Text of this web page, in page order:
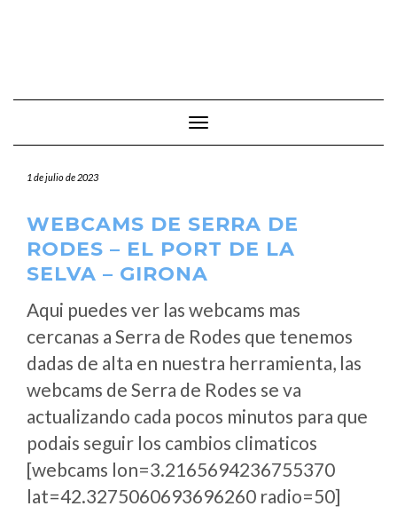
Cambiar modo de navegación
1 de julio de 2023
WEBCAMS DE SERRA DE
RODES – EL PORT DE LA
SELVA – GIRONA
Aqui puedes ver las webcams mas
cercanas a Serra de Rodes que tenemos
dadas de alta en nuestra herramienta, las
webcams de Serra de Rodes se va
actualizando cada pocos minutos para que
podais seguir los cambios climaticos
[webcams lon=3.2165694236755370
lat=42.3275060693696260 radio=50]